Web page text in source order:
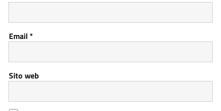
Email*
Sito web